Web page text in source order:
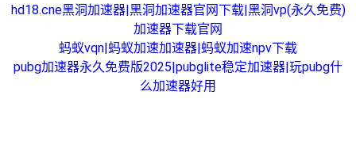
hd18.cne黑洞加速器|黑洞加速器官网下载|黑洞vp(永久免费)
加速器下载官网
蚂蚁vqn|蚂蚁加速加速器|蚂蚁加速npv下载
pubg加速器永久免费版2025|pubglite稳定加速器|玩pubg什
么加速器好用